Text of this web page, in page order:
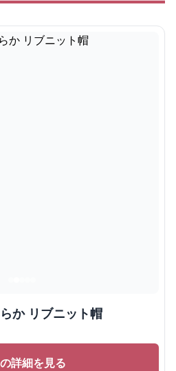
か リブニット帽
詳細を見る